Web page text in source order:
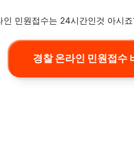
민원접수는 24시간인것 아시
경찰 온라인 민원접수